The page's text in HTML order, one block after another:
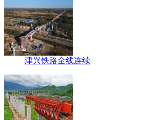
津兴铁路全线连续